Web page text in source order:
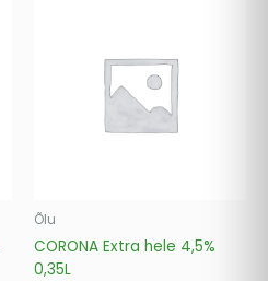
Õlu
CORONA Extra hele 4,5%
0,35L